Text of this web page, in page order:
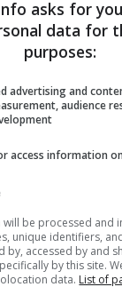
asks for
data for
purposes:
advertising and
audience
access information
will be processed and
unique identifiers,
by, accessed by and
by this site.
data. List of